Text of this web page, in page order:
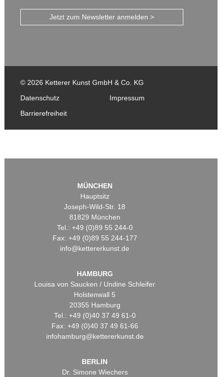
Jetzt zum Newsletter anmelden >
© 2026 Ketterer Kunst GmbH & Co. KG
Datenschutz
Impressum
Barrierefreiheit
MÜNCHEN
Hauptsitz
Joseph-Wild-Str. 18
81829 München
Tel.: +49 (0)89 55 244-0
Fax: +49 (0)89 55 244-177
info@kettererkunst.de
HAMBURG
Louisa von Saucken / Undine Schleifer
Holstenwall 5
20355 Hamburg
Tel.: +49 (0)40 37 49 61-0
Fax: +49 (0)40 37 49 61-66
infohamburg@kettererkunst.de
BERLIN
Dr. Simone Wiechers